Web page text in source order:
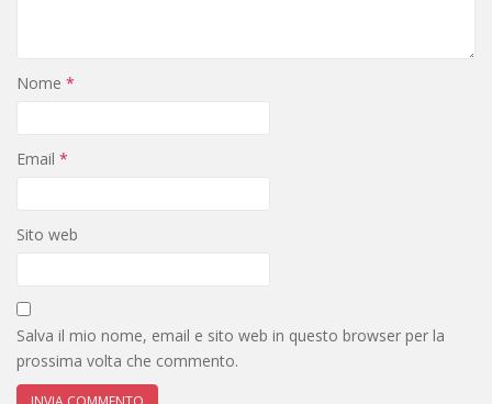
Nome *
Email *
Sito web
Salva il mio nome, email e sito web in questo browser per la
prossima volta che commento.